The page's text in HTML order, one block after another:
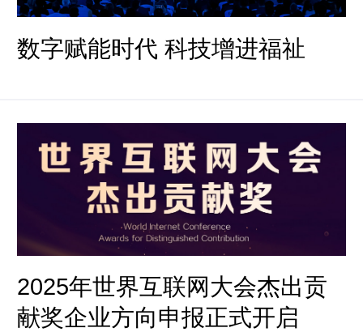
数字赋能时代 科技增进福祉
2025年世界互联网大会杰出贡
献奖企业方向申报正式开启